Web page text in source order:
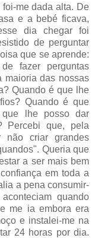
me dada alta. De
e a bebé ficava,
dia chegar foi
de perguntar
que se aprende:
fazer perguntas
maioria das nossas
Quando é que lhe
Quando é que
lhe posso dar
Percebi que, pela
não criar grandes
Queria que
a ser mais bem
em toda a
a pena consumir-
quando
me ia embora era
e instalei-me na
24 horas por dia.